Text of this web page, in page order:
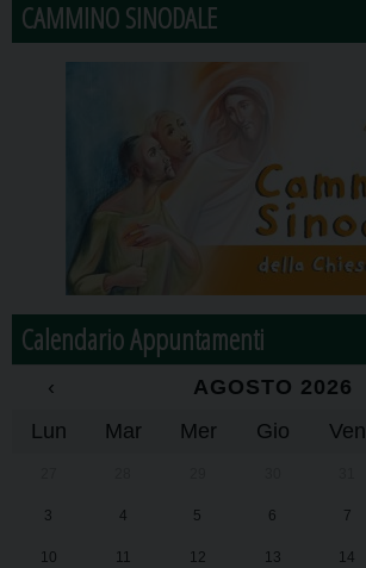
CAMMINO SINODALE
Calendario Appuntamenti
‹ AGOSTO 2026
Lun
Mar Mer Gio Ven
3 4 5 6 7
10 11 12 13 14